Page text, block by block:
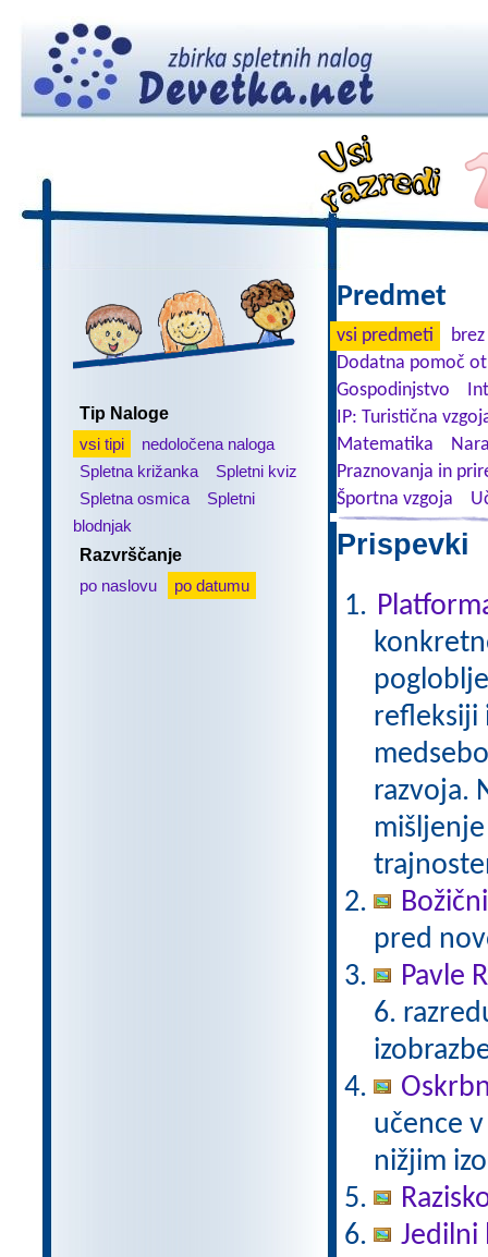
Tip Naloge
vsi tipi
nedoločena naloga
Spletna križanka
Spletni kviz
Spletna osmica
Spletni
blodnjak
Razvrščanje
po naslovu
po datumu
Predmet
vsi predmeti
Dodatna pomoč
Gospodinjstvo
IP: Turistična
Matematika
Praznovanja in
Športna vzgoja
Prispevki
refleksiji
razvoja.
pred
Pavle
6.
učence
nižjim
Jedilni